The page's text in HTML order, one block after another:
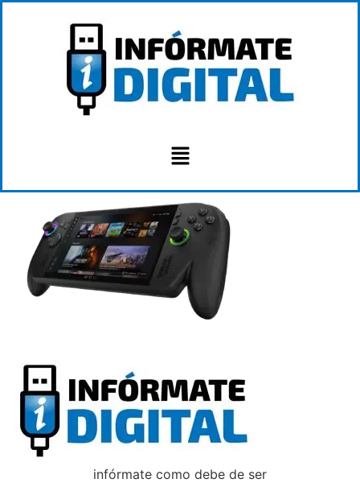
infórmate como debe de ser